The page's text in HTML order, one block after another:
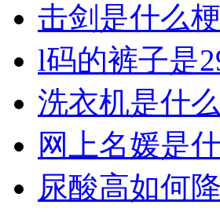
击剑是什么
l码的裤子是
洗衣机是什
网上名媛是
尿酸高如何